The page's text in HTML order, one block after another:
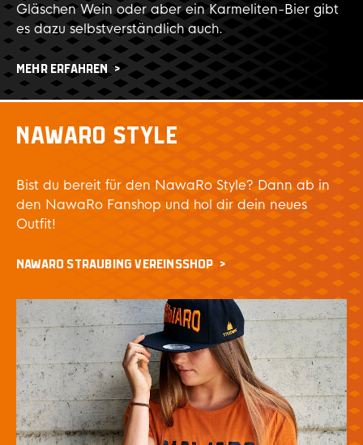
Gläschen Wein oder aber ein Karmeliten-Bier gibt
es dazu selbstverständlich auch.
MEHR ERFAHREN
NAWARO STYLE
Bist du bereit für den NawaRo Style? Dann ab in
den NawaRo Fanshop und hol dir dein neues
Outfit!
NAWARO STRAUBING VEREINSSHOP